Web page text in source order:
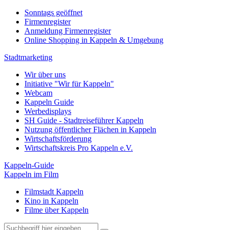
Sonntags geöffnet
Firmenregister
Anmeldung Firmenregister
Online Shopping in Kappeln & Umgebung
Stadtmarketing
Wir über uns
Initiative "Wir für Kappeln"
Webcam
Kappeln Guide
Werbedisplays
SH Guide - Stadtreiseführer Kappeln
Nutzung öffentlicher Flächen in Kappeln
Wirtschaftsförderung
Wirtschaftskreis Pro Kappeln e.V.
Kappeln-Guide
Kappeln im Film
Filmstadt Kappeln
Kino in Kappeln
Filme über Kappeln